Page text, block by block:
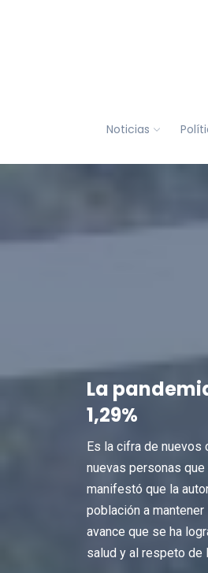
Noticias
La
1,29%
Es la cifra de nuevos
nuevas personas
manifestó que la
población a
avance que se ha
salud y al respeto de